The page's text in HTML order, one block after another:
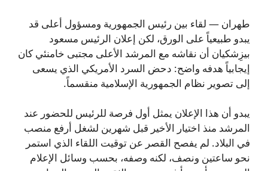
طهران — لقاء بين رئيس الجمهورية ومسؤول أعلى قد
يبدو طبيعياً على الورق، لكن إعلان الرئيس مسعود
بيزِشكيان أن نقاشه مع المرشد الأعلى مجتبى خامنئي كان
إيجابياً هدفه واضح: دحض السرد الأمريكي الذي يسعى
إلى تصوير نظام الجمهورية الإسلامية منقسماً.
يبدو أن هذا الإعلان يمثل أول فرصة للرئيس للحضور عند
المرشد منذ اختيار الأخير قبل شهرين لشغل أرفع منصب
في البلاد. لم يفصح القصر عن توقيت اللقاء الذي استمر
نحو ساعتين ونصف، لكنه وصفه، بحسب وسائل الإعلام